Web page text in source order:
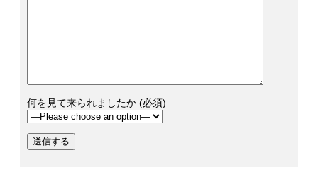
何を見て来られましたか (必須)